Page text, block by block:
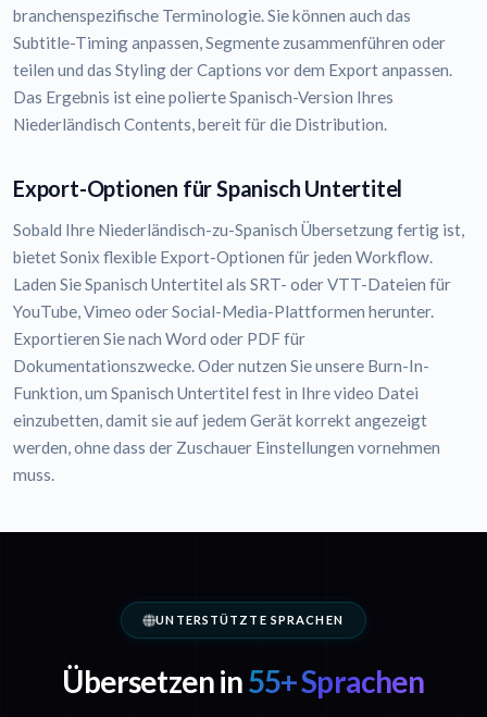
branchenspezifische Terminologie. Sie können auch das
Subtitle-Timing anpassen, Segmente zusammenführen oder
teilen und das Styling der Captions vor dem Export anpassen.
Das Ergebnis ist eine polierte Spanisch-Version Ihres
Niederländisch Contents, bereit für die Distribution.
Export-Optionen für Spanisch Untertitel
Sobald Ihre Niederländisch-zu-Spanisch Übersetzung fertig ist,
bietet Sonix flexible Export-Optionen für jeden Workflow.
Laden Sie Spanisch Untertitel als SRT- oder VTT-Dateien für
YouTube, Vimeo oder Social-Media-Plattformen herunter.
Exportieren Sie nach Word oder PDF für
Dokumentationszwecke. Oder nutzen Sie unsere Burn-In-
Funktion, um Spanisch Untertitel fest in Ihre video Datei
einzubetten, damit sie auf jedem Gerät korrekt angezeigt
werden, ohne dass der Zuschauer Einstellungen vornehmen
muss.
UNTERSTÜTZTE SPRACHEN
Übersetzen in55+ Sprachen